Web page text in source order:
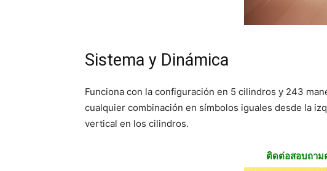
Sistema y Dinámica
Funciona con la configuración en 5 cilindros y 243
cualquier combinación en símbolos iguales desde la
vertical en los cilindros.
ติดต่อสอบถาม